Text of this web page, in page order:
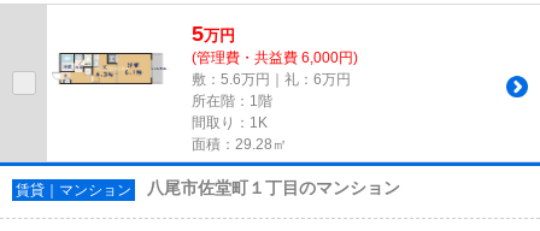
す！アレルギー予防に適した...
5万円
(管理費・共益費 6,000円)
敷：5.6万円｜礼：6万円
所在階：1階
間取り：1K
面積：29.28㎡
賃貸｜マンション 八尾市佐堂町１丁目のマンション